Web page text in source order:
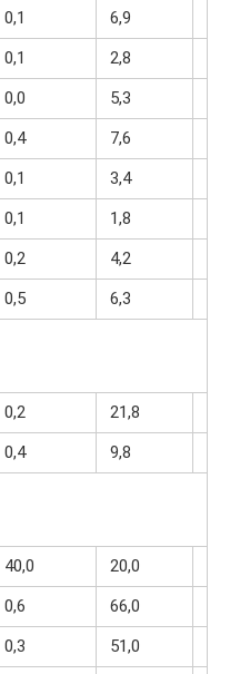
0,1 6,9
0,1 2,8
0,0 5,3
0,4 7,6
0,1 3,4
0,1 1,8
0,2 4,2
0,5 6,3
0,2 21,8
0,4 9,8
40,0 20,0
0,6 66,0
0,3 51,0